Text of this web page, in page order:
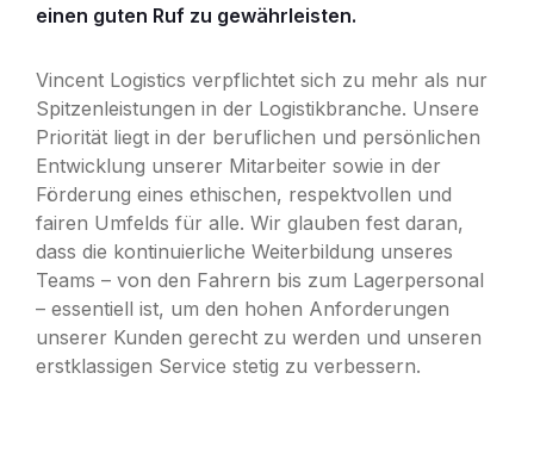
einen guten Ruf zu gewährleisten.
Vincent Logistics verpflichtet sich zu mehr als nur
Spitzenleistungen in der Logistikbranche. Unsere
Priorität liegt in der beruflichen und persönlichen
Entwicklung unserer Mitarbeiter sowie in der
Förderung eines ethischen, respektvollen und
fairen Umfelds für alle. Wir glauben fest daran,
dass die kontinuierliche Weiterbildung unseres
Teams – von den Fahrern bis zum Lagerpersonal
– essentiell ist, um den hohen Anforderungen
unserer Kunden gerecht zu werden und unseren
erstklassigen Service stetig zu verbessern.